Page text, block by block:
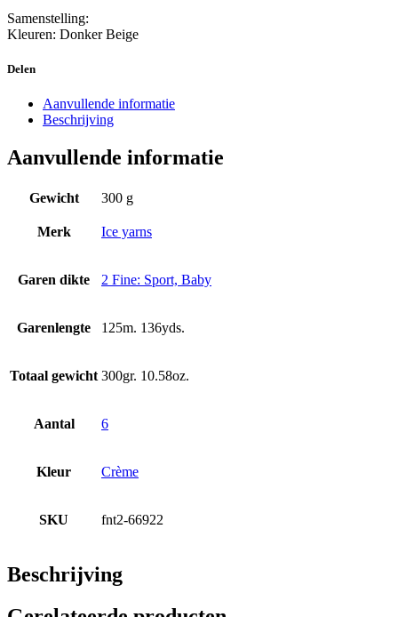
Samenstelling:
Kleuren: Donker Beige
Delen
Aanvullende informatie
Beschrijving
Aanvullende informatie
Gewicht 300 g
Merk Ice yarns
Garen dikte 2 Fine: Sport, Baby
Garenlengte 125m. 136yds.
Totaal gewicht 300gr. 10.58oz.
Aantal 6
Kleur Crème
SKU fnt2-66922
Beschrijving